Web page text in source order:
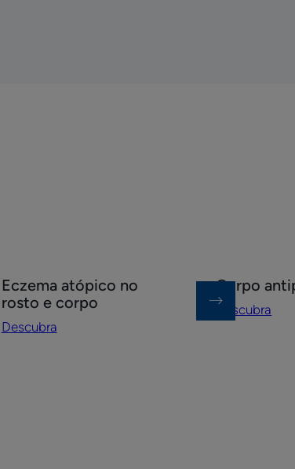
Eczema
atópico
no
Eczema atópico no
rosto e corpo
Descubra
Corpo
antiprurido
Corpo
Descubra